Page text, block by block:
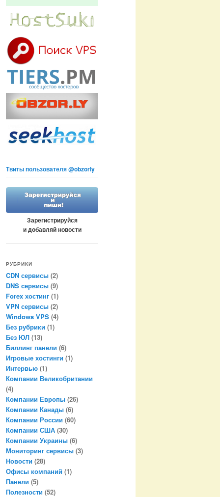
Твиты пользователя @obzorly
Зарегистрируйся
и добавляй новости
РУБРИКИ
CDN сервисы (2)
DNS сервисы (9)
Forex хостинг (1)
VPN сервисы (2)
Windows VPS (4)
Без рубрики (1)
Без ЮЛ (13)
Биллинг панели (6)
Игровые хостинги (1)
Интервью (1)
Компании Великобритании
(4)
Компании Европы (26)
Компании Канады (6)
Компании России (60)
Компании США (30)
Компании Украины (6)
Мониторинг сервисы (3)
Новости (28)
Офисы компаний (1)
Панели (5)
Полезности (52)